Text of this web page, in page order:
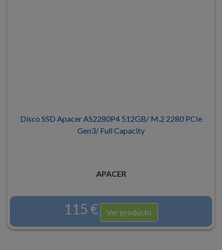
Disco SSD Apacer AS2280P4 512GB/ M.2 2280 PCIe
Gen3/ Full Capacity
APACER
115 € Ver producto